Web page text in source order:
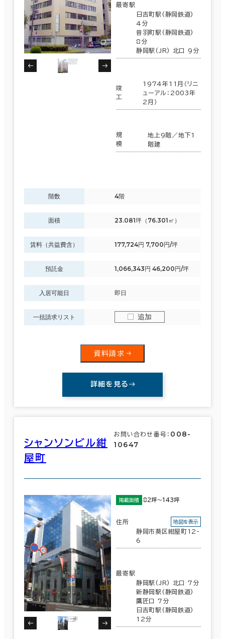
最寄駅
日吉町駅(静岡鉄道)
4分
音羽町駅(静岡鉄道)
8分
静岡駅(JR) 北口 9分
竣
工
1974年11月（リニ
ューアル：2003年
2月）
規
模
地上9階／地下1
階建
階数 4階
面積 23.081坪（76.301㎡）
賃料（共益費含） 177,724円 7,700円/坪
預託金 1,066,343円 46,200円/坪
入居可能日 即日
一括請求リスト 追加
資料請求
詳細を見る
シャンソンビル紺
屋町
お問い合わせ番号： 008-
10647
掲載面積 82坪～143坪
住所
静岡市葵区紺屋町12-
6
地図を表示
最寄駅
静岡駅(JR) 北口 7分
新静岡駅(静岡鉄道)
鷹匠口 7分
日吉町駅(静岡鉄道)
12分
エリアを追加・変更する
岐阜県
(113)
静岡県 (217)
愛知県 (1,308)
三重県
条件で絞り込む
面積選択
複数フロアを含む
月総額
賃料非公開物件を含む
駅徒歩
5分以内
10分以内
入居可能時期
即入居可能
3か月以内
６か月以内